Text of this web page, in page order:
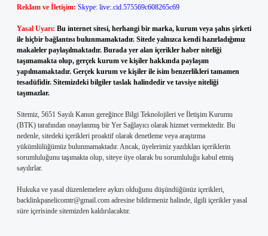
Reklam ve İletişim: Skype: live:.cid.575569c608265c69
Yasal Uyarı: Bu internet sitesi, herhangi bir marka, kurum veya şahıs şirketi
ile hiçbir bağlantısı bulunmamaktadır. Sitede yalnızca kendi hazırladığımız
makaleler paylaşılmaktadır. Burada yer alan içerikler haber niteliği
taşımamakta olup, gerçek kurum ve kişiler hakkında paylaşım
yapılmamaktadır. Gerçek kurum ve kişiler ile isim benzerlikleri tamamen
tesadüfidir. Sitemizdeki bilgiler taslak halindedir ve tavsiye niteliği
taşımazlar.
Sitemiz, 5651 Sayılı Kanun gereğince Bilgi Teknolojileri ve İletişim Kurumu
(BTK) tarafından onaylanmış bir Yer Sağlayıcı olarak hizmet vermektedir. Bu
nedenle, sitedeki içerikleri proaktif olarak denetleme veya araştırma
yükümlülüğümüz bulunmamaktadır. Ancak, üyelerimiz yazdıkları içeriklerin
sorumluluğunu taşımakta olup, siteye üye olarak bu sorumluluğu kabul etmiş
sayılırlar.
Hukuka ve yasal düzenlemelere aykırı olduğunu düşündüğünüz içerikleri,
backlinkpanelicomtr@gmail.com adresine bildirmeniz halinde, ilgili içerikler yasal
süre içerisinde sitemizden kaldırılacaktır.